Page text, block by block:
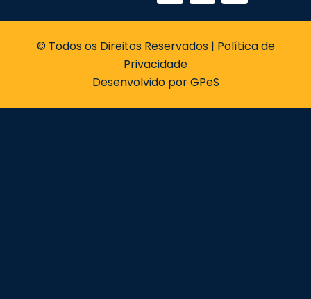
© Todos os Direitos Reservados | Política de
Privacidade
Desenvolvido por GPeS